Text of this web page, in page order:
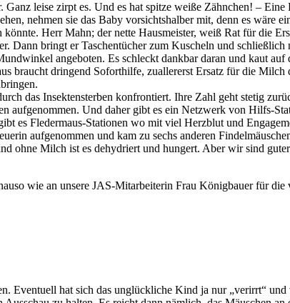
leise zirpt es. Und es hat spitze weiße Zähnchen! –
nehmen sie das Baby vorsichtshalber mit, denn es wäre
Herr Mahn; der nette Hausmeister, weiß Rat für die
Dann bringt er Taschentücher zum Kuscheln und
angeboten. Es schleckt dankbar daran und kaut
braucht dringend Soforthilfe, zuallererst Ersatz für die Milch
das Insektensterben konfrontiert. Ihre Zahl geht stetig
aufgenommen. Und daher gibt es ein Netzwerk von Hilfs-
es Fledermaus-Stationen wo mit viel Herzblut und
aufgenommen und kam zu sechs anderen
ohne Milch ist es dehydriert und hungert. Aber wir sind
wie an unsere JAS-Mitarbeiterin Frau Königbauer für die
Eventuell hat sich das unglückliche Kind ja nur „verirrt“ und